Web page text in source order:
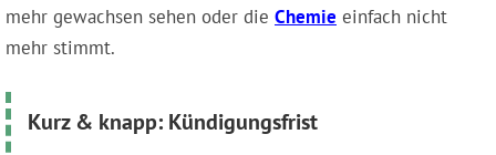
mehr gewachsen sehen oder die Chemie einfach nicht
mehr stimmt.
Kurz & knapp: Kündigungsfrist